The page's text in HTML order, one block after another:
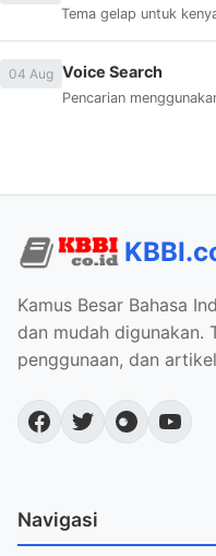
Tema gelap untuk
04 Aug Voice Search
Pencarian
Kamus Besar Bahasa
dan mudah digunakan.
penggunaan, dan
Navigasi